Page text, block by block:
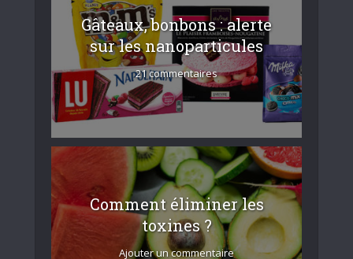
Gâteaux, bonbons : alerte
sur les nanoparticules
21 commentaires
Comment éliminer les
toxines ?
Ajouter un commentaire